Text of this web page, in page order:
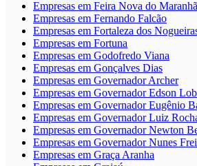
Empresas em Feira Nova do
Empresas em Fernando Falcão
Empresas em Fortaleza dos
Empresas em Fortuna
Empresas em Godofredo Viana
Empresas em Gonçalves Dias
Empresas em Governador Archer
Empresas em Governador Edson
Empresas em Governador Eugênio
Empresas em Governador Luiz
Empresas em Governador Newton
Empresas em Governador Nunes
Empresas em Graça Aranha